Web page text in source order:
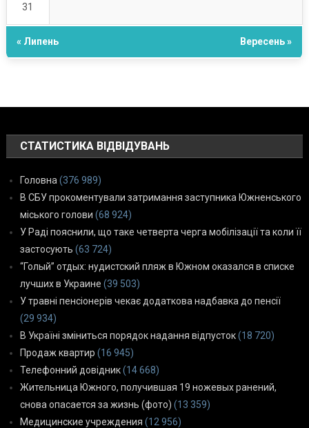
31
« Липень Вересень »
СТАТИСТИКА ВІДВІДУВАНЬ
Головна (376 989)
В СБУ прокоментували затримання заступника Южненського
міського голови (68 924)
У Раді пояснили, що таке четверта черга мобілізації та коли її
застосують (63 724)
“Голый” отдых: нудистский пляж в Южном оказался в списке
лучших в Украине (39 503)
У травні пенсіонерів чекає додаткова надбавка до пенсії
(29 934)
В Україні зміниться порядок надання відпусток(18 720)
Продаж квартир (16 945)
Телефонний довідник(14 668)
Жительница Южного, получившая 19 ножевых ранений,
снова опасается за жизнь (фото) (13 359)
Медицинские учреждения (12 956)